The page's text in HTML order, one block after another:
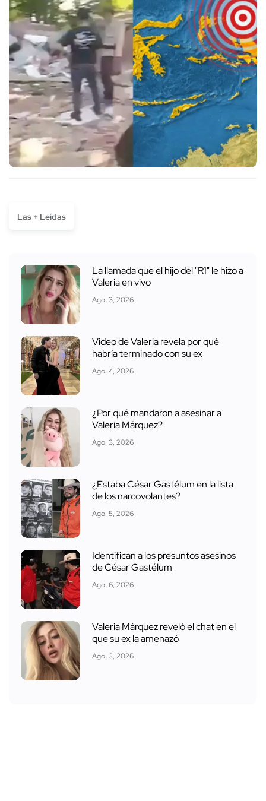
Las + Leídas
La llamada que el hijo del "R1" le hizo a
Valeria en vivo
Ago. 3, 2026
Video de Valeria revela por qué
habría terminado con su ex
Ago. 4, 2026
¿Por qué mandaron a asesinar a
Valeria Márquez?
Ago. 3, 2026
¿Estaba César Gastélum en la lista
de los narcovolantes?
Ago. 5, 2026
Identifican a los presuntos asesinos
de César Gastélum
Ago. 6, 2026
Valeria Márquez reveló el chat en el
que su ex la amenazó
Ago. 3, 2026